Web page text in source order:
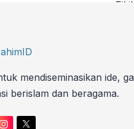
mendiseminasikan ide,
berislam dan beragama.